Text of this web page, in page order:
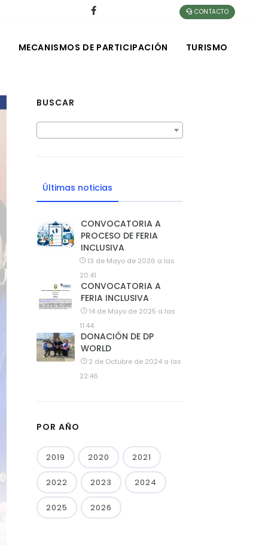
CONTACTO
MECANISMOS DE PARTICIPACIÓN TURISMO
BUSCAR
Últimas noticias
CONVOCATORIA A
PROCESO DE FERIA
INCLUSIVA
13 de Mayo de 2026 a las
20:41
CONVOCATORIA A
FERIA INCLUSIVA
14 de Mayo de 2025 a las
11:44
DONACIÓN DE DP
WORLD
2 de Octubre de 2024 a las
22:46
POR AÑO
2019 2020 2021
2022 2023 2024
2025 2026